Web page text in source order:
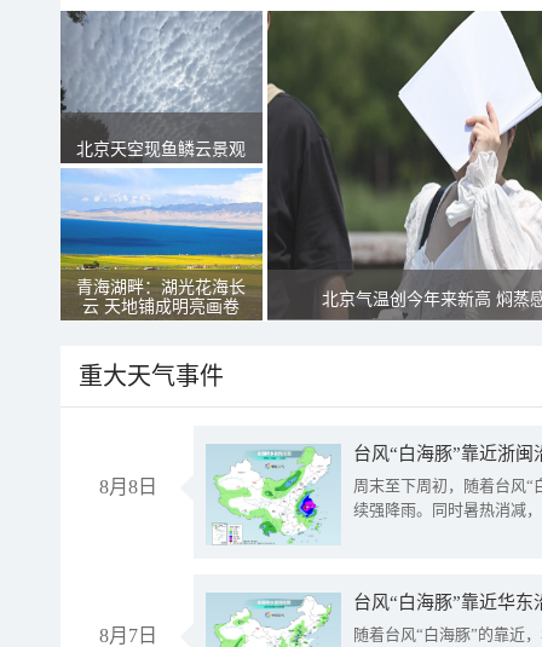
北京天空现鱼鳞云景观
青海湖畔：湖光花海长
云 天地铺成明亮画卷
北京气温创今年来新高 焖蒸
重大天气事件
8月8日
台风“白海豚”靠近浙
周末至下周初，随着台风“
续强降雨。同时暑热消减
8月7日
台风“白海豚”靠近华
随着台风“白海豚”的靠近